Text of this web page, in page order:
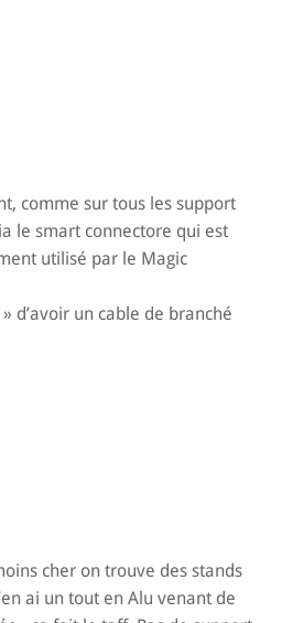
comme sur tous les support
le smart connectore qui est
utilisé par le Magic
d’avoir un cable de branché
cher on trouve des stands
ai un tout en Alu venant de